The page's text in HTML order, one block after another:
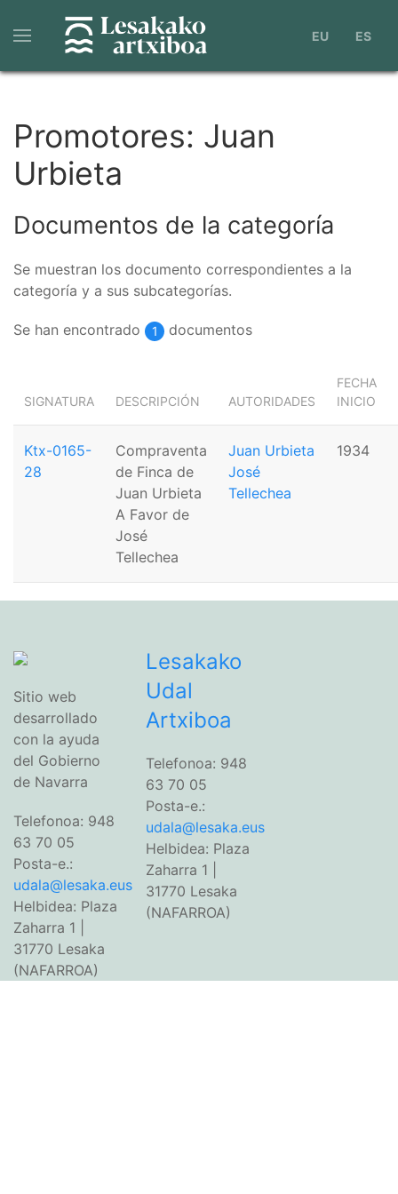
contenido
principal
EU ES
Promotores: Juan
Urbieta
Documentos de la categoría
Se muestran los documento correspondientes a la
categoría y a sus subcategorías.
Se han encontrado 1 documentos
SIGNATURA DESCRIPCIÓN AUTORIDADES
FECHA
INICIO
Ktx-0165-
28
Compraventa
de Finca de
Juan Urbieta
A Favor de
José
Tellechea
Juan Urbieta
José
Tellechea
1934
Sitio web
desarrollado
con la ayuda
del Gobierno
de Navarra
Telefonoa: 948
63 70 05
Posta-e.:
udala@lesaka.eus
Helbidea: Plaza
Zaharra 1 |
31770 Lesaka
(NAFARROA)
Lesakako
Udal
Artxiboa
Telefonoa: 948
63 70 05
Posta-e.:
udala@lesaka.eus
Helbidea: Plaza
Zaharra 1 |
31770 Lesaka
(NAFARROA)